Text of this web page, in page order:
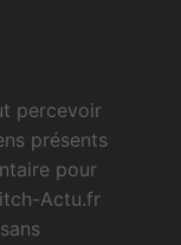
percevoir
présents
pour
Actu.fr